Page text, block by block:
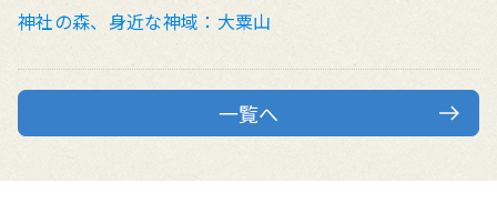
神社の森、身近な神域：大粟山
一覧へ